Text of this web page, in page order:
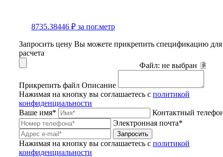
8735.38446 ₽ за пог.метр
Запросить цену Вы можете прикрепить спецификацию для
расчета
Файл: не выбран
Прикрепить файл Описание
Нажимая на кнопку вы соглашаетесь с политикой
конфиденциальности
Ваше имя*
Контактный
Электронная почта*
Запросить
Нажимая на кнопку вы соглашаетесь с политикой
конфиденциальности